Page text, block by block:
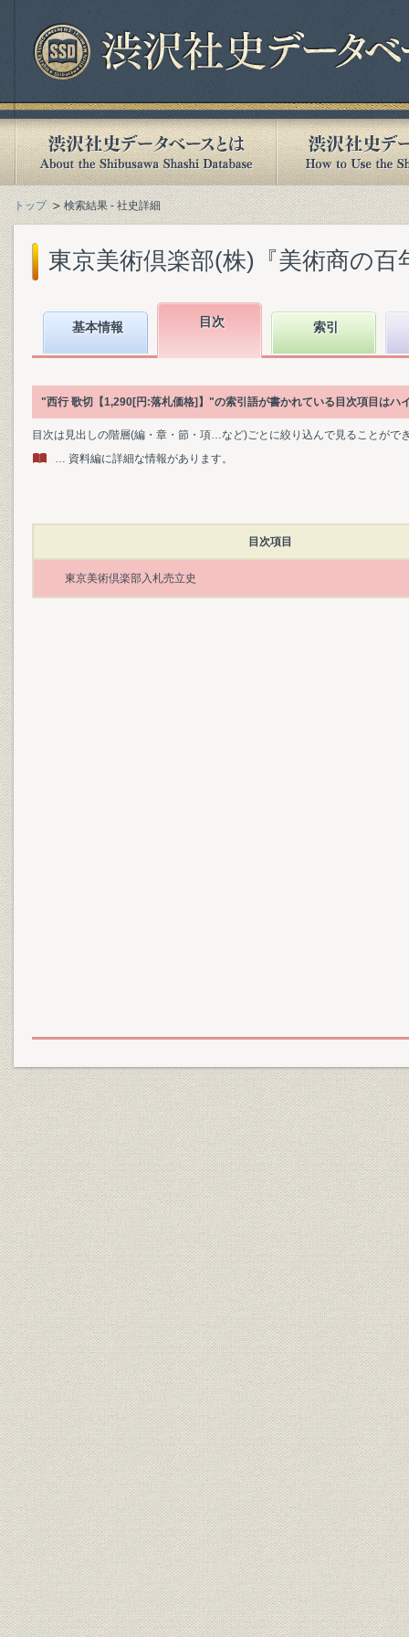
トップ 検索結果 - 社史詳細
東京美術倶楽部(株)『美術商の
基本情報 目次 索引
"西行 歌切【1,290[円:落札価格]】"の索引語が書かれている目次項目はハ
目次は見出しの階層(編・章・節・項…など)ごとに絞り込んで見ることがで
… 資料編に詳細な情報があります。
目次項目
東京美術倶楽部入札売立史